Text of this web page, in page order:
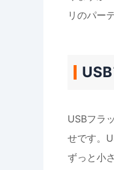
リのパー
USBフラ
せです。
ずっと小